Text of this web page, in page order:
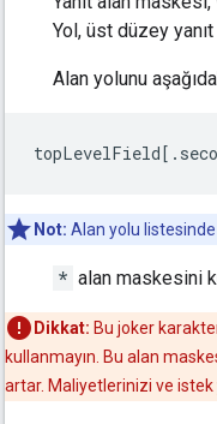
Yol, üst düzey
Alan yolunu
Not: Alan yolu
* alan maskesini
Dikkat: Bu joker
kullanmayın. Bu alan
artar. Maliyetlerinizi ve istek